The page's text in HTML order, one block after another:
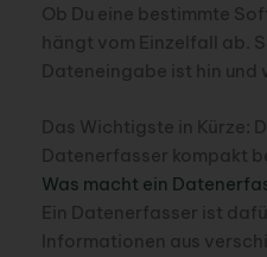
Ob Du eine bestimmte
hängt vom Einzelfall ab.
Dateneingabe ist hin und
Das Wichtigste in Kürze:
Datenerfasser kompakt
Was macht ein
Ein Datenerfasser ist
Informationen aus